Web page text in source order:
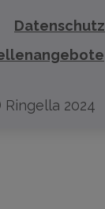
Datenschutz
Ringella 2024